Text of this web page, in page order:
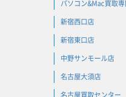
パソコン&Mac買取
新宿西口店
新宿東口店
中野サンモール店
名古屋大須店
名古屋買取センター